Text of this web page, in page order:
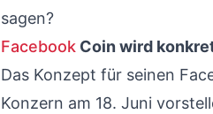
sagen?
Facebook Coin wird
Das Konzept für seinen
Konzern am 18. Juni